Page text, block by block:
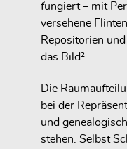
fungiert – mit
versehene
Repositorien
das Bild².
Die
bei der
und
stehen. Selbst